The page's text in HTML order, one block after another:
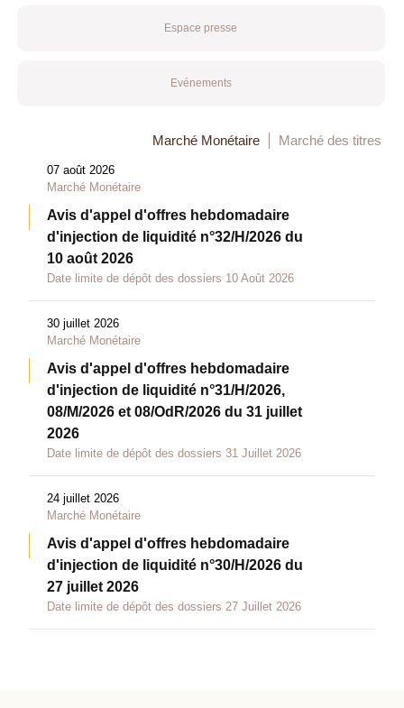
Espace presse
Evénements
Marché Monétaire Marché des titres
07 août 2026
Marché Monétaire
Avis d'appel d'offres hebdomadaire
d'injection de liquidité n°32/H/2026 du
10 août 2026
Date limite de dépôt des dossiers 10 Août 2026
30 juillet 2026
Marché Monétaire
Avis d'appel d'offres hebdomadaire
d'injection de liquidité n°31/H/2026,
08/M/2026 et 08/OdR/2026 du 31 juillet
2026
Date limite de dépôt des dossiers 31 Juillet 2026
24 juillet 2026
Marché Monétaire
Avis d'appel d'offres hebdomadaire
d'injection de liquidité n°30/H/2026 du
27 juillet 2026
Date limite de dépôt des dossiers 27 Juillet 2026